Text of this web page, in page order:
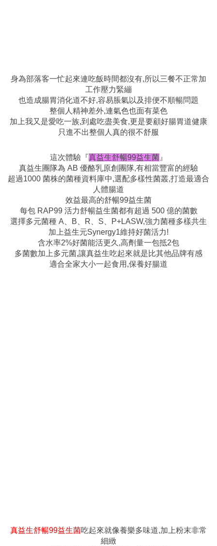
身為部落客一忙起來連吃飯時間都沒有,所以三餐不正常加
工作壓力緊繃
也造成腸胃消化道不好,容易脹氣以及排便不順暢問題
整個人精神差外,連氣色也面有菜色
加上我又是愛吃一族,到處吃盡美食,更是要顧好腸胃道健康
只進不出整個人真的很不舒服
這次體驗『真益生舒暢99益生菌 』
真益生團隊為 AB 優酪乳原創團隊,有相當豐富的經驗
超過1000 菌株的菌種資料庫中,選配多樣性菌叢,打造最適合
人體腸道
效益最高的舒暢99益生菌
每包 RAP99 活力舒暢益生菌都有超過 500 億的菌數
選擇多元菌種 A、B、R、S、P+LASW,強力菌種多樣共生
加上益生元Synergy1維持好菌活力!
含水率2%好菌能活更久,高劑量一包抵2包
多菌數加上多元菌,讓真益生吃起來就是比其他品牌有感
適合全家大小一起食用,保養好腸道
真益生舒暢99益生菌吃起來就像養樂多味道,加上粉末非常
細緻